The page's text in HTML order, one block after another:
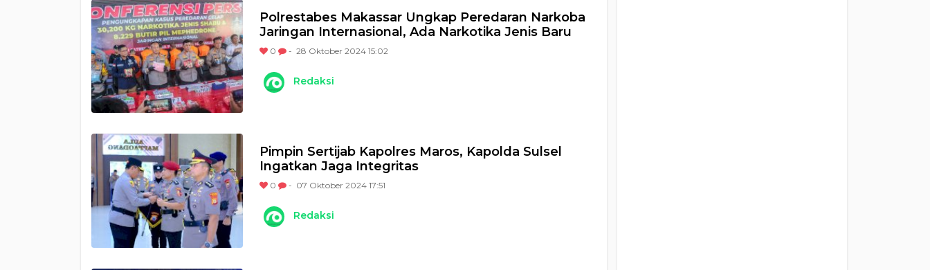
Polrestabes Makassar Ungkap Peredaran Narkoba
Jaringan Internasional, Ada Narkotika Jenis Baru
0 - 28 Oktober 2024 15:02
Redaksi
Pimpin Sertijab Kapolres Maros, Kapolda Sulsel
Ingatkan Jaga Integritas
0 - 07 Oktober 2024 17:51
Redaksi